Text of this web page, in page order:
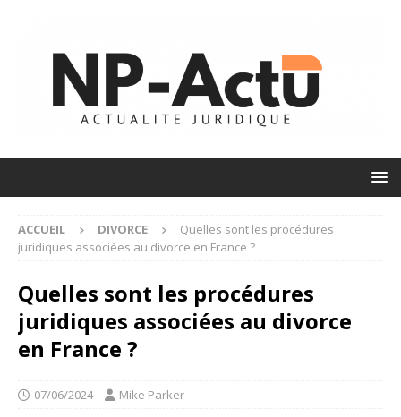
ACCUEIL DIVORCE
Quelles sont les procédures
juridiques associées au divorce en France ?
Quelles sont les procédures
juridiques associées au divorce
en France ?
07/06/2024 Mike Parker